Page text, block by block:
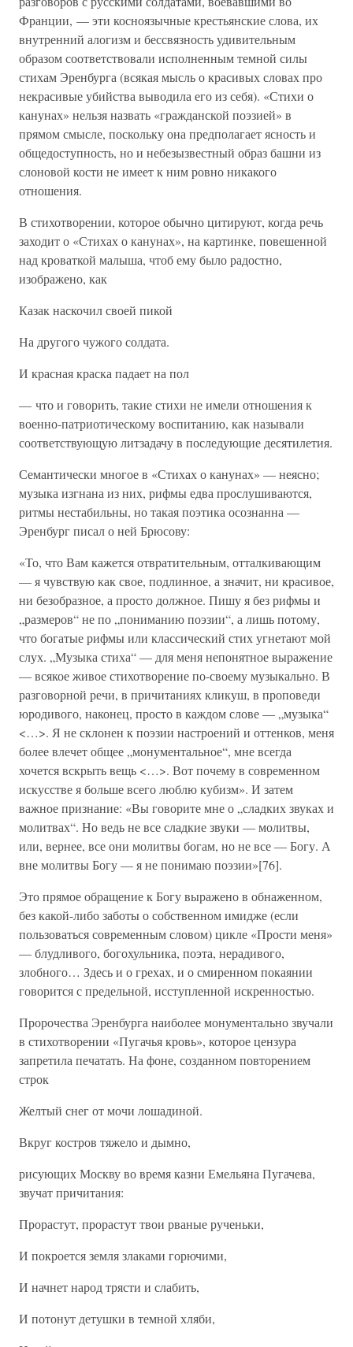
Франции, — эти косноязычные крестьянские слова, их
внутренний алогизм и бессвязность удивительным
образом соответствовали исполненным темной силы
стихам Эренбурга (всякая мысль о красивых словах про
некрасивые убийства выводила его из себя). «Стихи о
канунах» нельзя назвать «гражданской поэзией» в
прямом смысле, поскольку она предполагает ясность и
общедоступность, но и небезызвестный образ башни из
слоновой кости не имеет к ним ровно никакого
отношения.
В стихотворении, которое обычно цитируют, когда речь
заходит о «Стихах о канунах», на картинке, повешенной
над кроваткой малыша, чтоб ему было радостно,
изображено, как
Казак наскочил своей пикой
На другого чужого солдата.
И красная краска падает на пол
— что и говорить, такие стихи не имели отношения к
военно-патриотическому воспитанию, как называли
соответствующую литзадачу в последующие десятилетия.
Семантически многое в «Стихах о канунах» — неясно;
музыка изгнана из них, рифмы едва прослушиваются,
ритмы нестабильны, но такая поэтика осознанна —
Эренбург писал о ней Брюсову:
«То, что Вам кажется отвратительным, отталкивающим
— я чувствую как свое, подлинное, а значит, ни красивое,
ни безобразное, а просто должное. Пишу я без рифмы и
„размеров“ не по „пониманию поэзии“, а лишь потому,
что богатые рифмы или классический стих угнетают мой
слух. „Музыка стиха“ — для меня непонятное выражение
— всякое живое стихотворение по-своему музыкально. В
разговорной речи, в причитаниях кликуш, в проповеди
юродивого, наконец, просто в каждом слове — „музыка“
<…>. Я не склонен к поэзии настроений и оттенков, меня
более влечет общее „монументальное“, мне всегда
хочется вскрыть вещь <…>. Вот почему в современном
искусстве я больше всего люблю кубизм». И затем
важное признание: «Вы говорите мне о „сладких звуках и
молитвах“. Но ведь не все сладкие звуки — молитвы,
или, вернее, все они молитвы богам, но не все — Богу. А
вне молитвы Богу — я не понимаю поэзии»[76].
Это прямое обращение к Богу выражено в обнаженном,
без какой-либо заботы о собственном имидже (если
пользоваться современным словом) цикле «Прости меня»
— блудливого, богохульника, поэта, нерадивого,
злобного… Здесь и о грехах, и о смиренном покаянии
говорится с предельной, исступленной искренностью.
Пророчества Эренбурга наиболее монументально звучали
в стихотворении «Пугачья кровь», которое цензура
запретила печатать. На фоне, созданном повторением
строк
Желтый снег от мочи лошадиной.
Вкруг костров тяжело и дымно,
рисующих Москву во время казни Емельяна Пугачева,
звучат причитания:
Прорастут, прорастут твои рваные рученьки,
И покроется земля злаками горючими,
И начнет народ трясти и слабить,
И потонут детушки в темной хляби,